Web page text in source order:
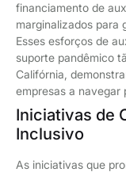
financiamento de
marginalizados para
Esses esforços de
suporte pandêmico
Califórnia,
empresas a navegar
Iniciativas de
Inclusivo
As iniciativas que